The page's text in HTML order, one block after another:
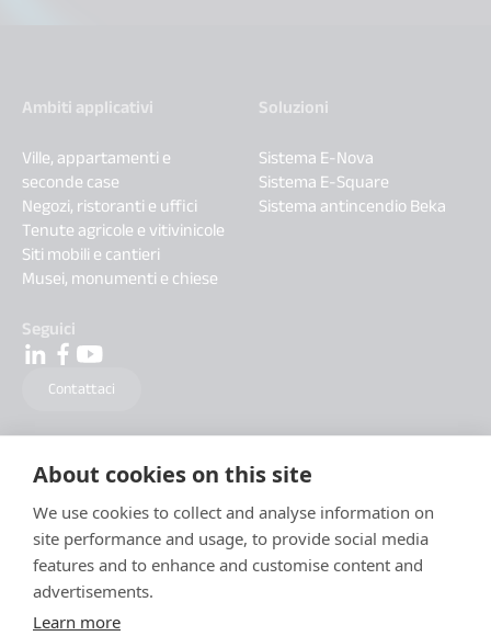
About cookies on this site
We use cookies to collect and analyse information on
site performance and usage, to provide social media
features and to enhance and customise content and
advertisements.
Learn more
Ambiti applicativi
Ville, appartamenti e
seconde case
Negozi, ristoranti e uffici
Tenute agricole e vitivinicole
Siti mobili e cantieri
Musei, monumenti e chiese
Soluzioni
Sistema E-Nova
Sistema E-Square
Sistema antincendio Beka
Seguici
Contattaci